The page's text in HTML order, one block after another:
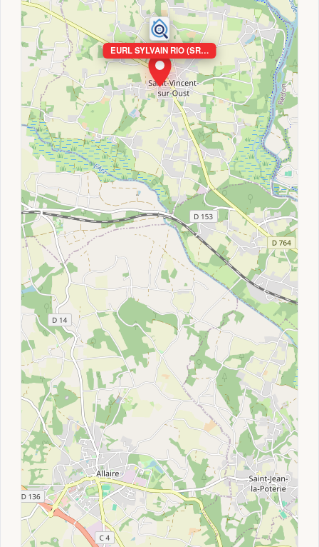
EURL SYLVAIN RIO (SR…